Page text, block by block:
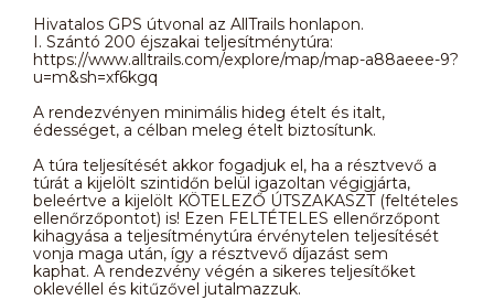
Hivatalos GPS útvonal az AllTrails honlapon.
I. Szántó 200 éjszakai teljesítménytúra:
https://www.alltrails.com/explore/map/map-a88aeee-9?
u=m&sh=xf6kgq
A rendezvényen minimális hideg ételt és italt,
édességet, a célban meleg ételt biztosítunk.
A túra teljesítését akkor fogadjuk el, ha a résztvevő a
túrát a kijelölt szintidőn belül igazoltan végigjárta,
beleértve a kijelölt KÖTELEZŐ ÚTSZAKASZT (feltételes
ellenőrzőpontot) is! Ezen FELTÉTELES ellenőrzőpont
kihagyása a teljesítménytúra érvénytelen teljesítését
vonja maga után, így a résztvevő díjazást sem
kaphat. A rendezvény végén a sikeres teljesítőket
oklevéllel és kitűzővel jutalmazzuk.